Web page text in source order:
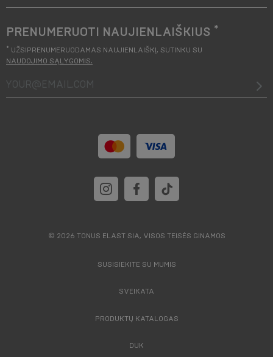
PRENUMERUOTI NAUJIENLAIŠKIUS *
* UŽSIPRENUMERUODAMAS NAUJIENLAIŠKĮ, SUTINKU SU
NAUDOJIMO SĄLYGOMIS.
your@email.com
© 2026 TONUS ELAST SIA, VISOS TEISĖS GINAMOS
SUSISIEKITE SU MUMIS
SVEIKATA
PRODUKTŲ KATALOGAS
DUK